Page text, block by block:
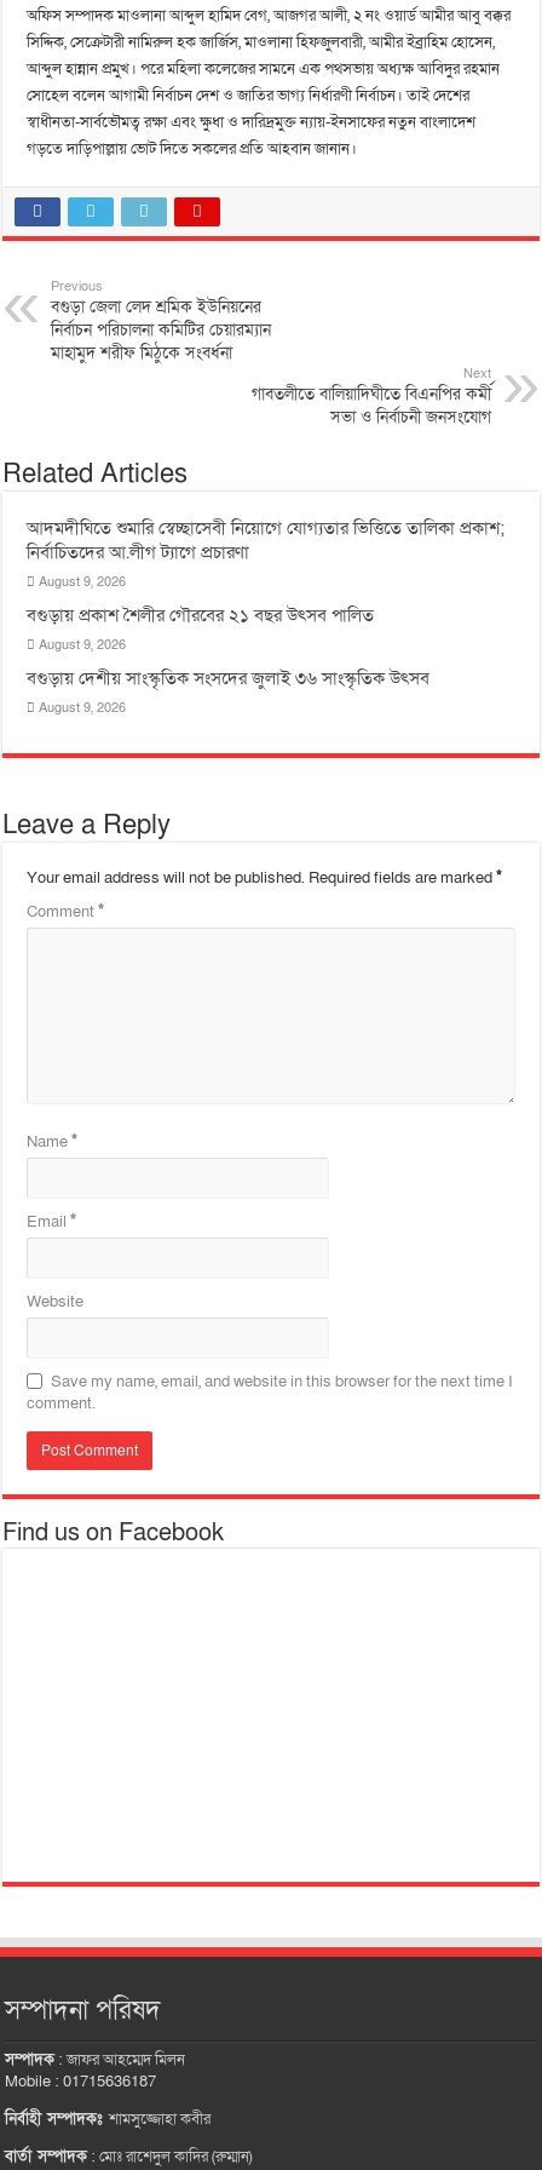
অফিস সম্পাদক মাওলানা আব্দুল হামিদ বেগ, আজগর আলী, ২ নং ওয়ার্ড আমীর আবু বক্কর
সিদ্দিক, সেক্রেটারী নামিরুল হক জার্জিস, মাওলানা হিফজুলবারী, আমীর ইব্রাহিম হোসেন,
আব্দুল হান্নান প্রমুখ। পরে মহিলা কলেজের সামনে এক পথসভায় অধ্যক্ষ আবিদুর রহমান
সোহেল বলেন আগামী নির্বাচন দেশ ও জাতির ভাগ্য নির্ধারণী নির্বাচন। তাই দেশের
স্বাধীনতা-সার্বভৌমত্ব রক্ষা এবং ক্ষুধা ও দারিদ্রমুক্ত ন্যায়-ইনসাফের নতুন বাংলাদেশ
গড়তে দাড়িপাল্লায় ভোট দিতে সকলের প্রতি আহবান জানান।
Previous
বগুড়া জেলা লেদ শ্রমিক ইউনিয়নের
নির্বাচন পরিচালনা কমিটির চেয়ারম্যান
মাহামুদ শরীফ মিঠুকে সংবর্ধনা
Next
গাবতলীতে বালিয়াদিঘীতে বিএনপির কর্মী
সভা ও নির্বাচনী জনসংযোগ
Related Articles
আদমদীঘিতে শুমারি স্বেচ্ছাসেবী নিয়োগে যোগ্যতার ভিত্তিতে তালিকা প্রকাশ;
নির্বাচিতদের আ.লীগ ট্যাগে প্রচারণা
August 9, 2026
বগুড়ায় প্রকাশ শৈলীর গৌরবের ২১ বছর উৎসব পা‌লিত
August 9, 2026
বগুড়ায় দেশীয় সাংস্কৃতিক সংসদের জুলাই ৩৬ সাংস্কৃতিক উৎসব
August 9, 2026
Leave a Reply
Your email address will not be published. Required fields are marked*
Comment*
Name*
Email*
Website
Save my name, email, and website in this browser for the next time I
comment.
Find us on Facebook
সম্পাদনা পরিষদ
সম্পাদক:জাফর আহম্মেদ মিলন
Mobile : 01715636187
নির্বাহী সম্পাদকঃশামসুজ্জোহা কবীর
বার্তা সম্পাদক:মোঃ রাশেদুল কাদির (রুম্মান)